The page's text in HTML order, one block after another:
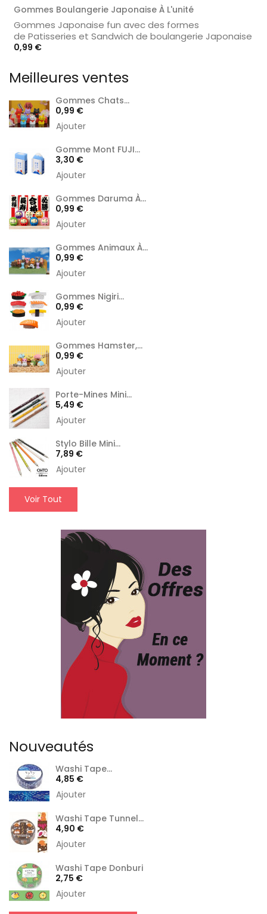
Gommes Boulangerie Japonaise À L'unité
Gommes Japonaise fun avec des formes
de Patisseries et Sandwich de boulangerie Japonaise
Prix
0,99 €
Meilleures ventes
Gommes Chats...
Prix
0,99 €
Ajouter
Gomme Mont FUJI...
Prix
3,30 €
Ajouter
Gommes Daruma À...
Prix
0,99 €
Ajouter
Gommes Animaux À...
Prix
0,99 €
Ajouter
Gommes Nigiri...
Prix
0,99 €
Ajouter
Gommes Hamster,...
Prix
0,99 €
Ajouter
Porte-Mines Mini...
Prix
5,49 €
Ajouter
Stylo Bille Mini...
Prix
7,89 €
Ajouter
Voir Tout
Nouveautés
Washi Tape...
Prix
4,85 €
Ajouter
Washi Tape Tunnel...
Prix
4,90 €
Ajouter
Washi Tape Donburi
Prix
2,75 €
Ajouter